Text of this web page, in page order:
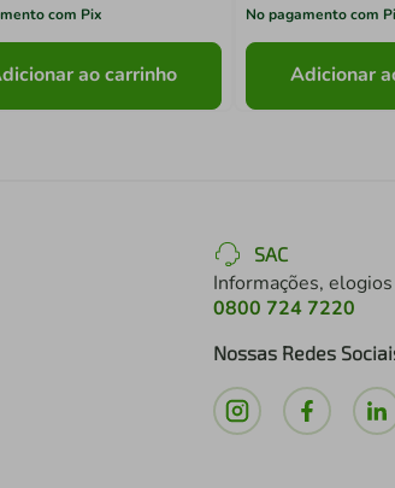
com Pix
ao carrinho
No pagamento com
Adicionar
SAC
Informações,
0800 724 7220
Nossas Redes